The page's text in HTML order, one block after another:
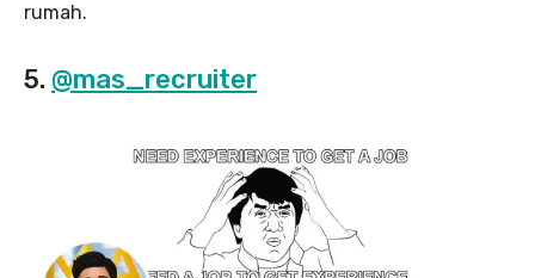
rumah.
5. @mas_recruiter